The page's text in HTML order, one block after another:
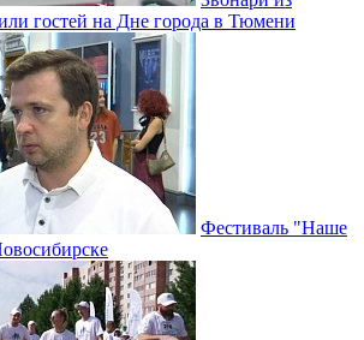
гостей на Дне города в Тюмени
Фестиваль "Наше